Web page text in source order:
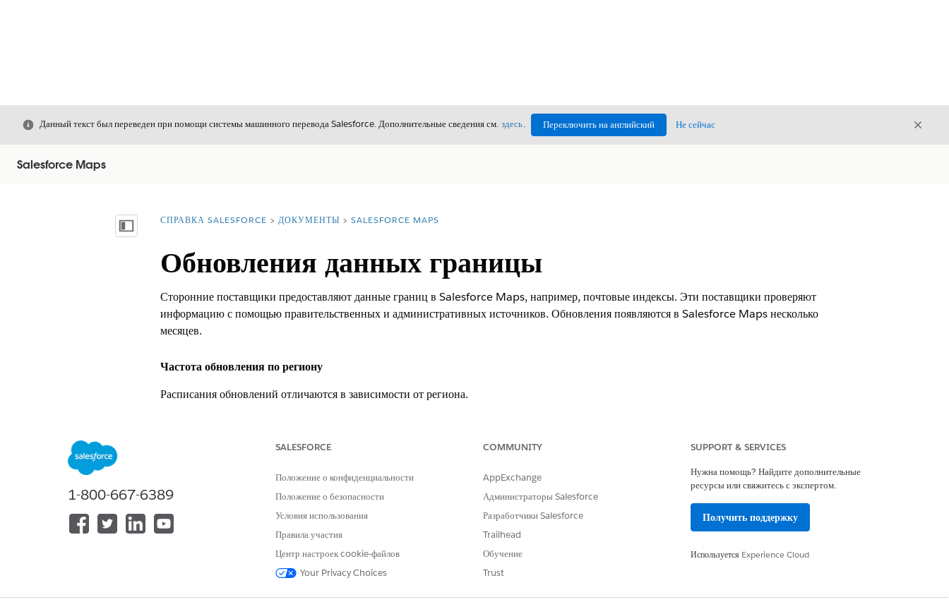
Закрыть
Данный текст был переведен при помощи системы машинного перевода Salesforce. Дополнительные сведения см. здесь. Переключить на английский Не сейчас
Salesforce Maps
Показать содержание
Вы находитесь здесь:
СПРАВКА SALESFORCE ДОКУМЕНТЫ SALESFORCE MAPS
Обновления данных границы
Сторонние поставщики предоставляют данные границ в Salesforce Maps, например, почтовые индексы. Эти поставщики проверяют
информацию с помощью правительственных и административных источников. Обновления появляются в Salesforce Maps несколько
месяцев.
Частота обновления по региону
Расписания обновлений отличаются в зависимости от региона.
Северная Америка и Западная Европа
Поставщики получают ежемесячные или ежеквартальные обновления из
Расписания обновлений отличаются в зависимости от страны и не
соответствуют регулярной каденции.
Как обновления границ достигают Salesforce Maps
Salesforce получает проверенные данные от поставщиков.
Salesforce тестирует и проверяет данные.
1-800-667-6389
SALESFORCE
Положение о конфиденциальности
Положение о безопасности
Условия использования
Правила участия
Центр настроек cookie-файлов
Your Privacy Choices
COMMUNITY
AppExchange
Администраторы Salesforce
Разработчики Salesforce
Trailhead
Обучение
Trust
SUPPORT & SERVICES
Нужна помощь? Найдите дополнительные
ресурсы или свяжитесь с экспертом.
Получить поддержку
Используется Experience Cloud